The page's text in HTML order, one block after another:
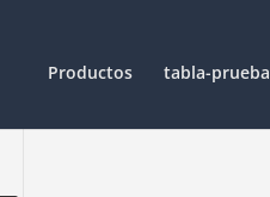
Productos tabla-prueba